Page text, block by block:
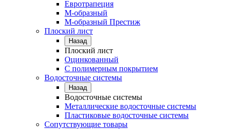
Евротрапеция
М-образный
М-образный Престиж
Плоский лист
Назад
Плоский лист
Оцинкованный
С полимерным покрытием
Водосточные системы
Назад
Водосточные системы
Металлические водосточные системы
Пластиковые водосточные системы
Сопутствующие товары